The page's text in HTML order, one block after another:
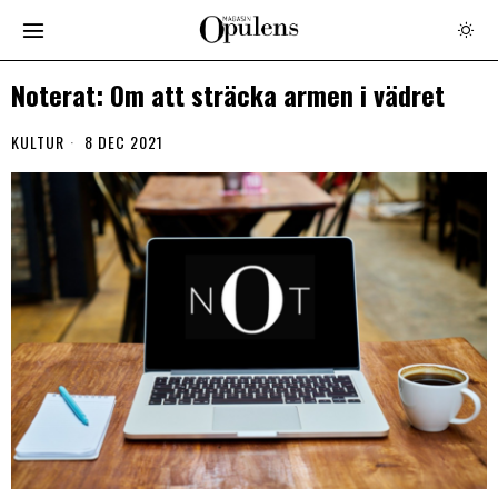
Noterat: Om att sträcka armen i vädret
KULTUR 8 DEC 2021